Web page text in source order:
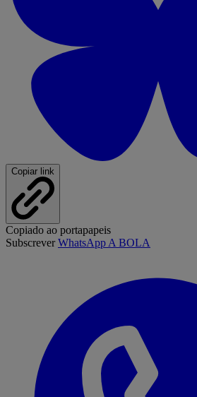
Copiar link
Copiado ao portapapeis
SubscreverWhatsApp A BOLA